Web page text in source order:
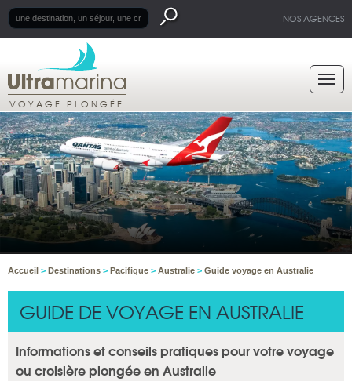
NOS AGENCES
VOYAGE PLONGÉE
Accueil > Destinations > Pacifique > Australie > Guide voyage en Australie
GUIDE DE VOYAGE EN AUSTRALIE
Informations et conseils pratiques pour votre voyage
ou croisière plongée en Australie